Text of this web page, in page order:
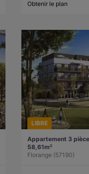
Obtenir le plan
LIBRE
Appartement 3
58,61m²
Florange (57190)